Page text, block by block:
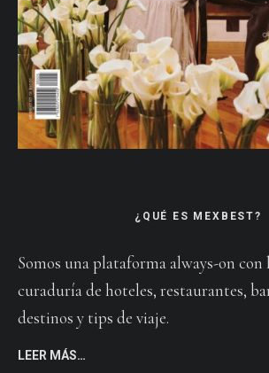
¿QUÉ ES MEXBEST?
Somos una plataforma always-on con
curaduría de hoteles, restaurantes,
destinos y tips de viaje.
LEER MÁS…